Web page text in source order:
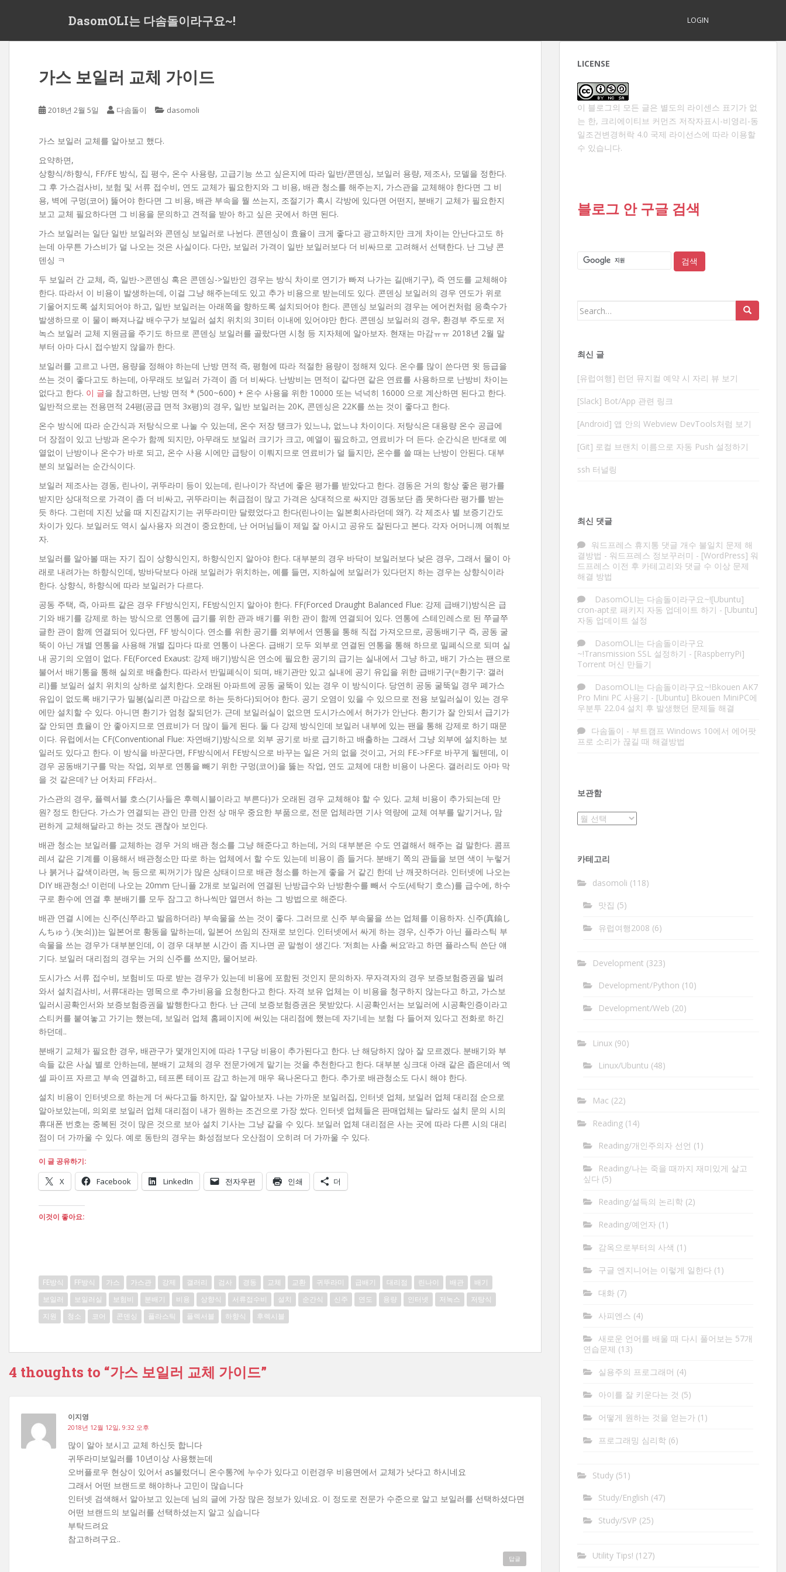
DasomOLI는 다솜돌이라구요~! LOGIN
가스 보일러 교체 가이드
2018년 2월 5일 다솜돌이 dasomoli
가스 보일러 교체를 알아보고 했다.
요약하면,
상향식/하향식, FF/FE 방식, 집 평수, 온수 사용량, 고급기능 쓰고 싶은지에 따라 일반/콘덴싱, 보일러 용량, 제조사, 모델을 정한다.
그 후 가스검사비, 보험 및 서류 접수비, 연도 교체가 필요한지와 그 비용, 배관 청소를 해주는지, 가스관을 교체해야 한다면 그 비
용, 벽에 구멍(코어) 뚫어야 한다면 그 비용, 배관 부속을 뭘 쓰는지, 조절기가 혹시 각방에 있다면 어떤지, 분배기 교체가 필요한지
보고 교체 필요하다면 그 비용을 문의하고 견적을 받아 하고 싶은 곳에서 하면 된다.
가스 보일러는 일단 일반 보일러와 콘덴싱 보일러로 나뉜다. 콘덴싱이 효율이 크게 좋다고 광고하지만 크게 차이는 안난다고도 하
는데 아무튼 가스비가 덜 나오는 것은 사실이다. 다만, 보일러 가격이 일반 보일러보다 더 비싸므로 고려해서 선택한다. 난 그냥 콘
덴싱 ㅋ
두 보일러 간 교체, 즉, 일반->콘덴싱 혹은 콘덴싱->일반인 경우는 방식 차이로 연기가 빠져 나가는 길(배기구), 즉 연도를 교체해야
한다. 따라서 이 비용이 발생하는데, 이걸 그냥 해주는데도 있고 추가 비용으로 받는데도 있다. 콘덴싱 보일러의 경우 연도가 위로
기울어지도록 설치되어야 하고, 일반 보일러는 아래쪽을 향하도록 설치되어야 한다. 콘덴싱 보일러의 경우는 에어컨처럼 응축수가
발생하므로 이 물이 빠져나갈 배수구가 보일러 설치 위치의 3미터 이내에 있어야만 한다. 콘덴싱 보일러의 경우, 환경부 주도로 저
녹스 보일러 교체 지원금을 주기도 하므로 콘덴싱 보일러를 골랐다면 시청 등 지자체에 알아보자. 현재는 마감ㅠㅠ 2018년 2월 말
부터 아마 다시 접수받지 않을까 한다.
보일러를 고르고 나면, 용량을 정해야 하는데 난방 면적 즉, 평형에 따라 적절한 용량이 정해져 있다. 온수를 많이 쓴다면 윗 등급을
쓰는 것이 좋다고도 하는데, 아무래도 보일러 가격이 좀 더 비싸다. 난방비는 면적이 같다면 같은 연료를 사용하므로 난방비 차이는
없다고 한다. 이 글을 참고하면, 난방 면적 * (500~600) + 온수 사용을 위한 10000 또는 넉넉히 16000 으로 계산하면 된다고 한다.
일반적으로는 전용면적 24평(공급 면적 3x평)의 경우, 일반 보일러는 20K, 콘덴싱은 22K를 쓰는 것이 좋다고 한다.
온수 방식에 따라 순간식과 저탕식으로 나눌 수 있는데, 온수 저장 탱크가 있느냐, 없느냐 차이이다. 저탕식은 대용량 온수 공급에
더 장점이 있고 난방과 온수가 함께 되지만, 아무래도 보일러 크기가 크고, 예열이 필요하고, 연료비가 더 든다. 순간식은 반대로 예
열없이 난방이나 온수가 바로 되고, 온수 사용 시에만 급탕이 이뤄지므로 연료비가 덜 들지만, 온수를 쓸 때는 난방이 안된다. 대부
분의 보일러는 순간식이다.
보일러 제조사는 경동, 린나이, 귀뚜라미 등이 있는데, 린나이가 작년에 좋은 평가를 받았다고 한다. 경동은 거의 항상 좋은 평가를
받지만 상대적으로 가격이 좀 더 비싸고, 귀뚜라미는 취급점이 많고 가격은 상대적으로 싸지만 경동보단 좀 못하다란 평가를 받는
듯 하다. 그런데 지진 났을 때 지진감지기는 귀뚜라미만 달렸었다고 한다(린나이는 일본회사라던데 왜?). 각 제조사 별 보증기간도
차이가 있다. 보일러도 역시 실사용자 의견이 중요한데, 난 어머님들이 제일 잘 아시고 공유도 잘된다고 본다. 각자 어머니께 여쭤보
자.
보일러를 알아볼 때는 자기 집이 상향식인지, 하향식인지 알아야 한다. 대부분의 경우 바닥이 보일러보다 낮은 경우, 그래서 물이 아
래로 내려가는 하향식인데, 방바닥보다 아래 보일러가 위치하는, 예를 들면, 지하실에 보일러가 있다던지 하는 경우는 상향식이라
한다. 상향식, 하향식에 따라 보일러가 다르다.
공동 주택, 즉, 아파트 같은 경우 FF방식인지, FE방식인지 알아야 한다. FF(Forced Draught Balanced Flue: 강제 급배기)방식은 급
기와 배기를 강제로 하는 방식으로 연통에 급기를 위한 관과 배기를 위한 관이 함께 연결되어 있다. 연통에 스테인레스로 된 쭈글쭈
글한 관이 함께 연결되어 있다면, FF 방식이다. 연소를 위한 공기를 외부에서 연통을 통해 직접 가져오므로, 공동배기구 즉, 공동 굴
뚝이 아닌 개별 연통을 사용해 개별 집마다 따로 연통이 나온다. 급배기 모두 외부로 연결된 연통을 통해 하므로 밀폐식으로 되며 실
내 공기의 오염이 없다. FE(Forced Exaust: 강제 배기)방식은 연소에 필요한 공기의 급기는 실내에서 그냥 하고, 배기 가스는 팬으로
불어서 배기통을 통해 실외로 배출한다. 따라서 반밀폐식이 되며, 배기관만 있고 실내에 공기 유입을 위한 급배기구(=환기구: 갤러
리)를 보일러 설치 위치의 상하로 설치한다. 오래된 아파트에 공동 굴뚝이 있는 경우 이 방식이다. 당연히 공동 굴뚝일 경우 폐가스
유입이 없도록 배기구가 밀봉(실리콘 마감으로 하는 듯하다)되어야 한다. 공기 오염이 있을 수 있으므로 전용 보일러실이 있는 경우
에만 설치할 수 있다. 아니면 환기가 엄청 잘되던가. 근데 보일러실이 없으면 도시가스에서 허가가 안난다. 환기가 잘 안되서 급기가
잘 안되면 효율이 안 좋아지므로 연료비가 더 많이 들게 된다. 둘 다 강제 방식인데 보일러 내부에 있는 팬을 통해 강제로 하기 때문
이다. 유럽에서는 CF(Conventional Flue: 자연배기)방식으로 외부 공기로 바로 급기하고 배출하는 그래서 그냥 외부에 설치하는 보
일러도 있다고 한다. 이 방식을 바꾼다면, FF방식에서 FE방식으로 바꾸는 일은 거의 없을 것이고, 거의 FE->FF로 바꾸게 될텐데, 이
경우 공동배기구를 막는 작업, 외부로 연통을 빼기 위한 구멍(코어)을 뚫는 작업, 연도 교체에 대한 비용이 나온다. 갤러리도 아마 막
을 것 같은데? 난 어차피 FF라서..
가스관의 경우, 플렉서블 호스(기사들은 후렉시블이라고 부른다)가 오래된 경우 교체해야 할 수 있다. 교체 비용이 추가되는데 만
원? 정도 한단다. 가스가 연결되는 관인 만큼 안전 상 매우 중요한 부품으로, 전문 업체라면 기사 역량에 교체 여부를 맡기거나, 맘
편하게 교체해달라고 하는 것도 괜찮아 보인다.
배관 청소는 보일러를 교체하는 경우 거의 배관 청소를 그냥 해준다고 하는데, 거의 대부분은 수도 연결해서 해주는 걸 말한다. 콤프
레셔 같은 기계를 이용해서 배관청소만 따로 하는 업체에서 할 수도 있는데 비용이 좀 들거다. 분배기 쪽의 관들을 보면 색이 누렇거
나 붉거나 갈색이라면, 녹 등으로 찌꺼기가 많은 상태이므로 배관 청소를 하는게 좋을 거 같긴 한데 난 깨끗하더라. 인터넷에 나오는
DIY 배관청소! 이런데 나오는 20mm 단니플 2개로 보일러에 연결된 난방급수와 난방환수를 빼서 수도(세탁기 호스)를 급수에, 하수
구로 환수에 연결 후 분배기를 모두 잠그고 하나씩만 열면서 하는 그 방법으로 해준다.
배관 연결 시에는 신주(신쭈라고 발음하더라) 부속물을 쓰는 것이 좋다. 그러므로 신주 부속물을 쓰는 업체를 이용하자. 신주(真鍮し
んちゅう.(놋쇠))는 일본어로 황동을 말하는데, 일본어 쓰임의 잔재로 보인다. 인터넷에서 싸게 하는 경우, 신주가 아닌 플라스틱 부
속물을 쓰는 경우가 대부분인데, 이 경우 대부분 시간이 좀 지나면 곧 말썽이 생긴다. ‘저희는 사출 써요’라고 하면 플라스틱 쓴단 얘
기다. 보일러 대리점의 경우는 거의 신주를 쓰지만, 물어보라.
도시가스 서류 접수비, 보험비도 따로 받는 경우가 있는데 비용에 포함된 것인지 문의하자. 무자격자의 경우 보증보험증권을 빌려
와서 설치검사비, 서류대라는 명목으로 추가비용을 요청한다고 한다. 자격 보유 업체는 이 비용을 청구하지 않는다고 하고, 가스보
일러시공확인서와 보증보험증권을 발행한다고 한다. 난 근데 보증보험증권은 못받았다. 시공확인서는 보일러에 시공확인증이라고
스티커를 붙여놓고 가기는 했는데, 보일러 업체 홈페이지에 써있는 대리점에 했는데 자기네는 보험 다 들어져 있다고 전화로 하긴
하던데..
분배기 교체가 필요한 경우, 배관구가 몇개인지에 따라 1구당 비용이 추가된다고 한다. 난 해당하지 않아 잘 모르겠다. 분배기와 부
속들 값은 사실 별로 안하는데, 분배기 교체의 경우 전문가에게 맡기는 것을 추천한다고 한다. 대부분 싱크대 아래 같은 좁은데서 엑
셀 파이프 자르고 부속 연결하고, 테프론 테이프 감고 하는게 매우 욕나온다고 한다. 추가로 배관청소도 다시 해야 한다.
설치 비용이 인터넷으로 하는게 더 싸다고들 하지만, 잘 알아보자. 나는 가까운 보일러집, 인터넷 업체, 보일러 업체 대리점 순으로
알아보았는데, 의외로 보일러 업체 대리점이 내가 원하는 조건으로 가장 쌌다. 인터넷 업체들은 판매업체는 달라도 설치 문의 시의
휴대폰 번호는 중복된 것이 많은 것으로 보아 설치 기사는 그냥 같을 수 있다. 보일러 업체 대리점은 사는 곳에 따라 다른 시의 대리
점이 더 가까울 수 있다. 예로 동탄의 경우는 화성점보다 오산점이 오히려 더 가까울 수 있다.
이 글 공유하기:
X Facebook LinkedIn 전자우편 인쇄 더
이것이 좋아요:
FE방식 FF방식 가스 가스관 강제 갤러리 검사 경동 교체 교환 귀뚜라미 급배기 대리점 린나이 배관
배기
보일러
보일러실 보험비 분배기 비용 상향식 서류접수비 설치 순간식 신주 연도 용량 인터넷 저녹스
저탕식
지원
청소 코어 콘덴싱 플라스틱 플렉서블 하향식 후렉시블
4 thoughts to “가스 보일러 교체 가이드”
이지영
2018년 12월 12일, 9:32 오후
많이 알아 보시고 교체 하신듯 합니다
귀뚜라미보일러를 10년이상 사용했는데
오버플로우 현상이 있어서 as불렀더니 온수통?에 누수가 있다고 이런경우 비용면에서 교체가 낫다고 하시네요
그래서 어떤 브랜드로 해야하나 고민이 많습니다
인터넷 검색해서 알아보고 있는데 님의 글에 가장 많은 정보가 있네요. 이 정도로 전문가 수준으로 알고 보일러를 선택하셨다면
어떤 브랜드의 보일러를 선택하셨는지 알고 싶습니다
부탁드려요
참고하려구요..
답글
LICENSE
이 블로그의 모든 글은 별도의 라이센스 표기가 없
는 한, 크리에이티브 커먼즈 저작자표시-비영리-동
일조건변경허락 4.0 국제 라이선스에 따라 이용할
수 있습니다.
블로그 안 구글 검색
Search
최신 글
[유럽여행] 런던 뮤지컬 예약 시 자리 뷰 보기
[Slack] Bot/App 관련 링크
[Android] 앱 안의 Webview DevTools처럼 보기
[Git] 로컬 브랜치 이름으로 자동 Push 설정하기
ssh 터널링
최신 댓글
워드프레스 휴지통 댓글 개수 불일치 문제 해
결방법 - 워드프레스 정보꾸러미 - [WordPress] 워
드프레스 이전 후 카테고리와 댓글 수 이상 문제
해결 방법
DasomOLI는 다솜돌이라구요~![Ubuntu]
cron-apt로 패키지 자동 업데이트 하기 - [Ubuntu]
자동 업데이트 설정
DasomOLI는 다솜돌이라구요
~!Transmission SSL 설정하기 - [RaspberryPi]
Torrent 머신 만들기
DasomOLI는 다솜돌이라구요~!Bkouen AK7
Pro Mini PC 사용기 - [Ubuntu] Bkouen MiniPC에
우분투 22.04 설치 후 발생했던 문제들 해결
다솜돌이 - 부트캠프 Windows 10에서 에어팟
프로 소리가 끊길 때 해결방법
보관함
보
카테고리
dasomoli (118)
맛집 (5)
유럽여행2008 (6)
Development (323)
Development/Python (10)
Development/Web (20)
Linux(90)
Linux/Ubuntu (48)
Mac (22)
Reading(14)
Reading/개인주의자 선언 (1)
Reading/나는 죽을 때까지 재미있게 살고
싶다(5)
Reading/설득의 논리학(2)
Reading/예언자(1)
감옥으로부터의 사색 (1)
구글 엔지니어는 이렇게 일한다(1)
대화(7)
사피엔스 (4)
새로운 언어를 배울 때 다시 풀어보는 57개
연습문제 (13)
실용주의 프로그래머 (4)
아이를 잘 키운다는 것 (5)
어떻게 원하는 것을 얻는가(1)
프로그래밍 심리학(6)
Study(51)
Study/English (47)
Study/SVP (25)
Utility Tips! (127)